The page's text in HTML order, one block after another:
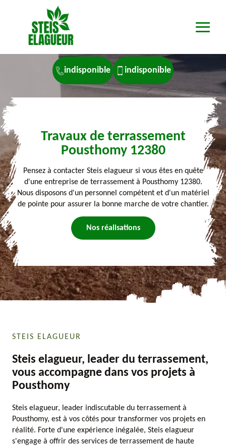
indisponible indisponible
Travaux de terrassement
Pousthomy 12380
Pensez à contacter Steis elagueur si vous êtes en quête
d'une entreprise de terrassement à Pousthomy 12380.
Nous disposons d'un personnel compétent et d'un matériel
de pointe pour assurer la bonne marche de votre chantier.
Nos réalisations
STEIS ELAGUEUR
Steis elagueur, leader du terrassement,
vous accompagne dans vos projets à
Pousthomy
Steis elagueur, leader indiscutable du terrassement à
Pousthomy, est à vos côtés pour transformer vos projets en
réalité. Forte d'une expérience inégalée, Steis elagueur
s'engage à offrir des services de terrassement de haute